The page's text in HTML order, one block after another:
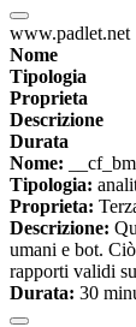
www.padlet.net
Nome
Tipologia
Proprieta
Descrizione
Durata
Nome: __cf_bm
Tipologia:
Proprieta:
Descrizione:
umani e bot.
rapporti validi
Durata: 30